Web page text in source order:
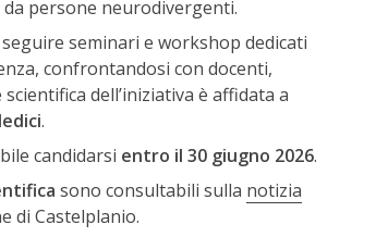
persone neurodivergenti.
seminari e workshop dedicati
confrontandosi con docenti,
dell’iniziativa è affidata a
.
candidarsi entro il 30 giugno 2026.
sono consultabili sulla notizia
di Castelplanio.